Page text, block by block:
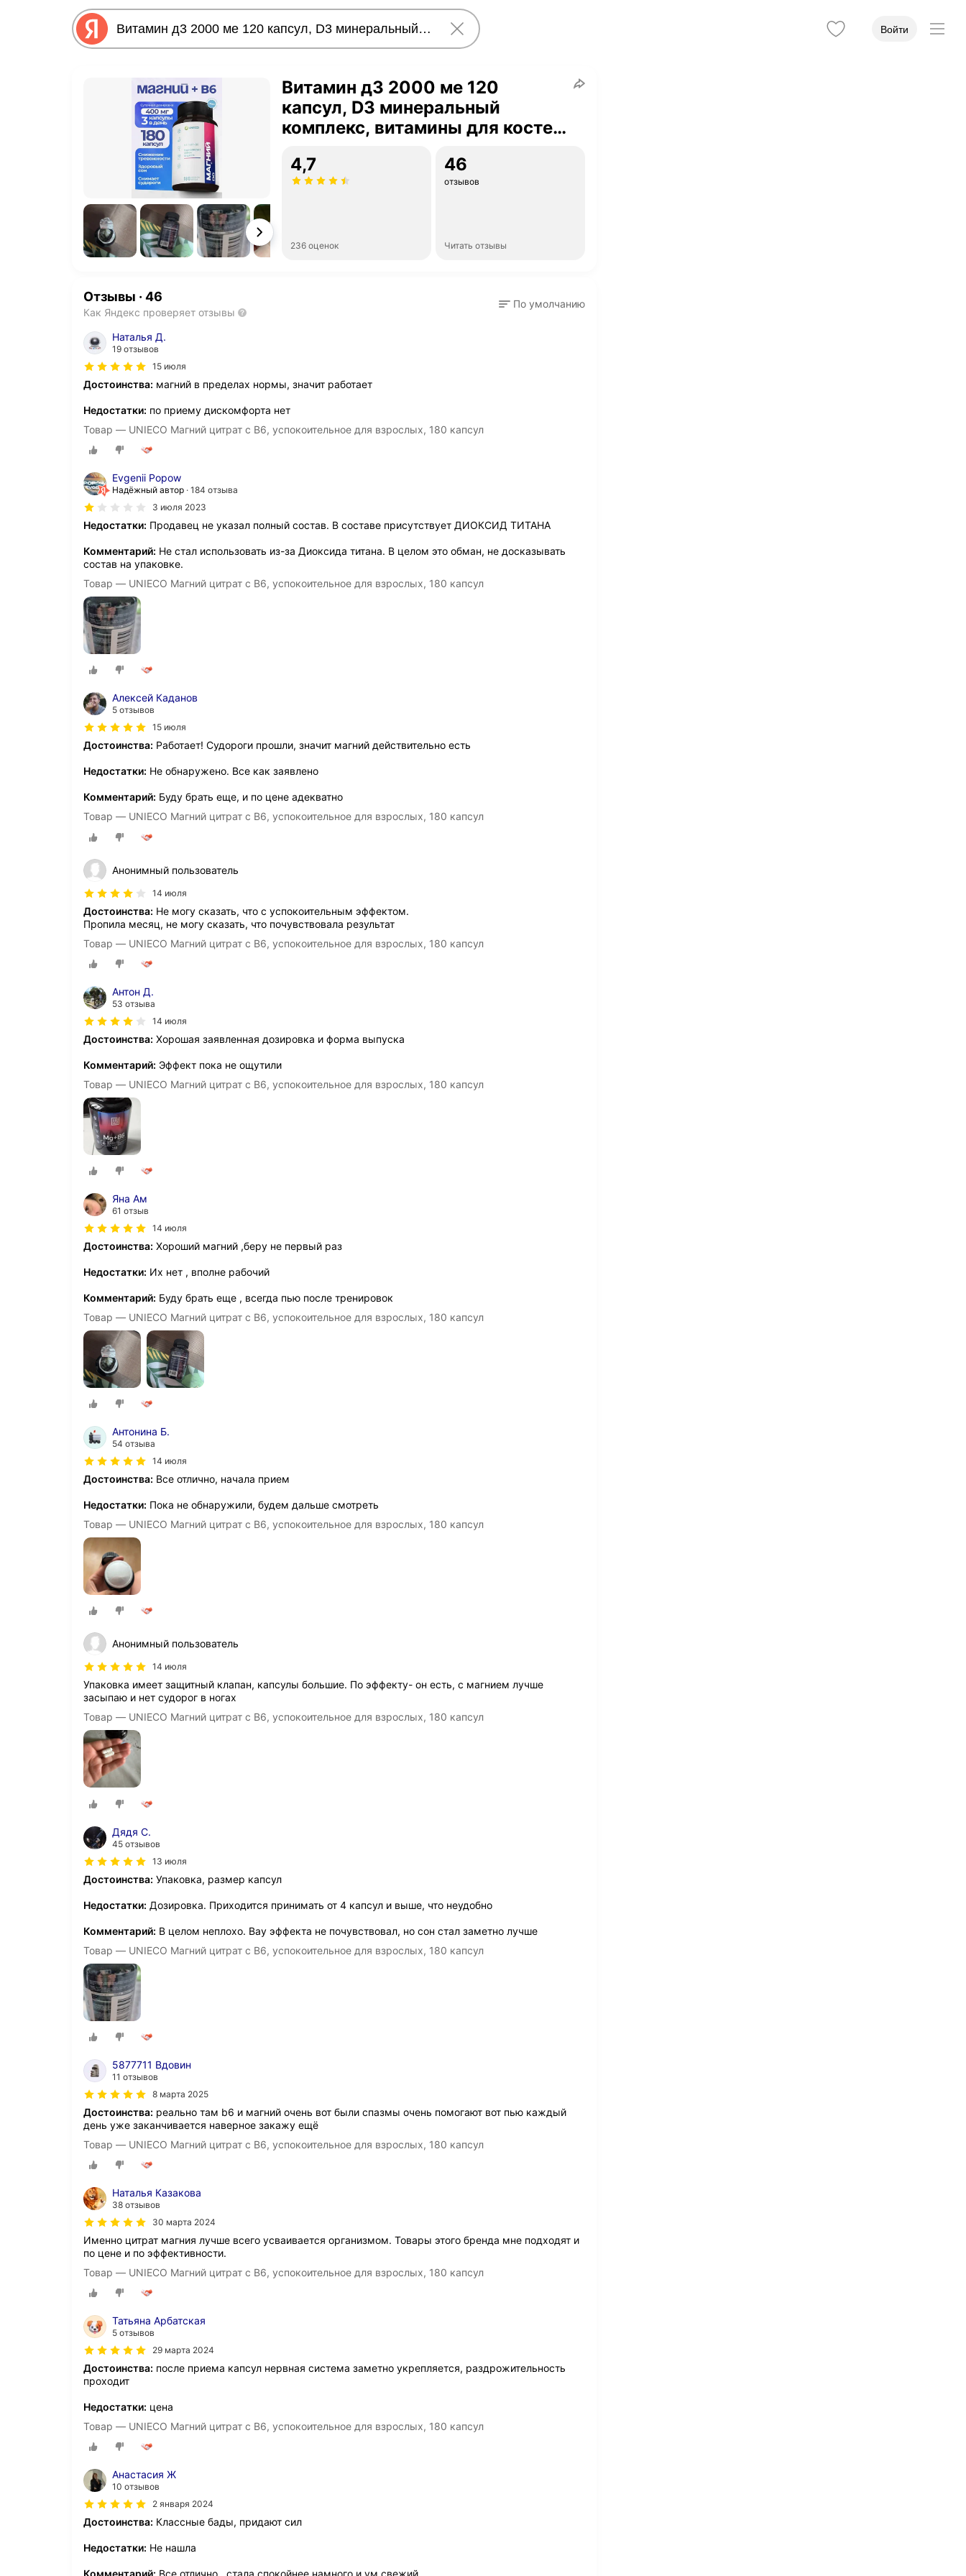
Войти
Витамин д3 2000 ме 120
капсул, D3 минеральный
комплекс, витамины для костей
4,7
236 оценок
46
отзывов
Читать отзывы
Отзывы · 46
Как Яндекс проверяет отзывы
По умолчанию
Наталья Д.
19 отзывов
15 июля
Достоинства: магний в пределах нормы, значит работает
Недостатки: по приему дискомфорта нет
Товар — UNIECO Магний цитрат с B6, успокоительное для взрослых, 180 капсул
Evgenii Popow
Надёжный автор 184 отзыва
3 июля 2023
Недостатки: Продавец не указал полный состав. В составе присутствует ДИОКСИД ТИТАНА
Комментарий: Не стал использовать из-за Диоксида титана. В целом это обман, не досказывать
состав на упаковке.
Товар — UNIECO Магний цитрат с B6, успокоительное для взрослых, 180 капсул
Алексей Каданов
5 отзывов
15 июля
Достоинства: Работает! Судороги прошли, значит магний действительно есть
Недостатки: Не обнаружено. Все как заявлено
Комментарий: Буду брать еще, и по цене адекватно
Товар — UNIECO Магний цитрат с B6, успокоительное для взрослых, 180 капсул
Анонимный пользователь
14 июля
Достоинства: Не могу сказать, что с успокоительным эффектом.
Пропила месяц, не могу сказать, что почувствовала результат
Товар — UNIECO Магний цитрат с B6, успокоительное для взрослых, 180 капсул
Антон Д.
53 отзыва
14 июля
Достоинства: Хорошая заявленная дозировка и форма выпуска
Комментарий: Эффект пока не ощутили
Товар — UNIECO Магний цитрат с B6, успокоительное для взрослых, 180 капсул
Яна Ам
61 отзыв
14 июля
Достоинства: Хороший магний ,беру не первый раз
Недостатки: Их нет , вполне рабочий
Комментарий: Буду брать еще , всегда пью после тренировок
Товар — UNIECO Магний цитрат с B6, успокоительное для взрослых, 180 капсул
Антонина Б.
54 отзыва
14 июля
Достоинства: Все отлично, начала прием
Недостатки: Пока не обнаружили, будем дальше смотреть
Товар — UNIECO Магний цитрат с B6, успокоительное для взрослых, 180 капсул
Анонимный пользователь
14 июля
Упаковка имеет защитный клапан, капсулы большие. По эффекту- он есть, с магнием лучше
засыпаю и нет судорог в ногах
Товар — UNIECO Магний цитрат с B6, успокоительное для взрослых, 180 капсул
Дядя С.
45 отзывов
13 июля
Достоинства: Упаковка, размер капсул
Недостатки: Дозировка. Приходится принимать от 4 капсул и выше, что неудобно
Комментарий: В целом неплохо. Вау эффекта не почувствовал, но сон стал заметно лучше
Товар — UNIECO Магний цитрат с B6, успокоительное для взрослых, 180 капсул
5877711 Вдовин
11 отзывов
8 марта 2025
Достоинства: реально там b6 и магний очень вот были спазмы очень помогают вот пью каждый
день уже заканчивается наверное закажу ещё
Товар — UNIECO Магний цитрат с B6, успокоительное для взрослых, 180 капсул
Наталья Казакова
38 отзывов
30 марта 2024
Именно цитрат магния лучше всего усваивается организмом. Товары этого бренда мне подходят и
по цене и по эффективности.
Товар — UNIECO Магний цитрат с B6, успокоительное для взрослых, 180 капсул
Татьяна Арбатская
5 отзывов
29 марта 2024
Достоинства: после приема капсул нервная система заметно укрепляется, раздрожительность
проходит
Недостатки: цена
Товар — UNIECO Магний цитрат с B6, успокоительное для взрослых, 180 капсул
Анастасия Ж
10 отзывов
2 января 2024
Достоинства: Классные бады, придают сил
Недостатки: Не нашла